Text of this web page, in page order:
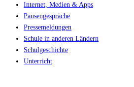
Internet, Medien & Apps
Pausengespräche
Pressemeldungen
Schule in anderen Ländern
Schulgeschichte
Unterricht